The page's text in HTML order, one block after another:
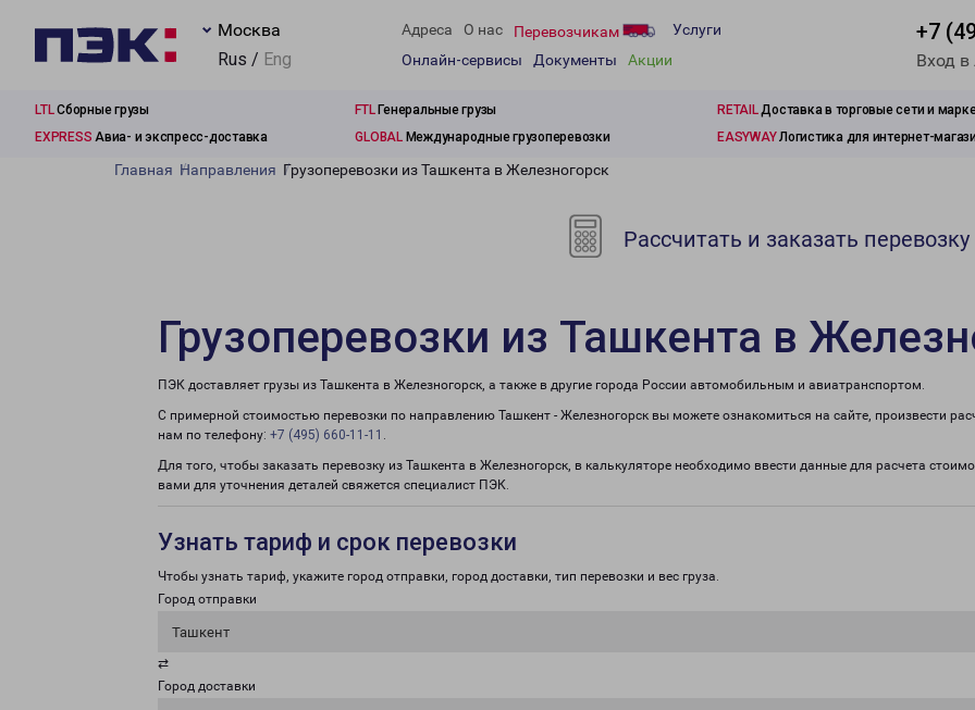
Москва
Rus / Eng
Адреса О нас Перевозчикам
Услуги
Онлайн-сервисы
Документы Акции
+7
Вход
LTLСборные грузы FTLГенеральные грузы RETAILДоставка в торговые сети и
EXPRESS Авиа- и экспресс-доставка GLOBALМеждународные грузоперевозки EASYWAYЛогистика для интернет-
Главная Направления Грузоперевозки из Ташкента в Железногорск
Рассчитать и заказать перевозку
Грузоперевозки из Ташкента в
ПЭК доставляет грузы из Ташкента в Железногорск, а также в другие города России автомобильным и авиатранспортом.
С примерной стоимостью перевозки по направлению Ташкент - Железногорск вы можете ознакомиться на сайте, произвести
нам по телефону: +7 (495) 660-11-11 .
Для того, чтобы заказать перевозку из Ташкента в Железногорск, в калькуляторе необходимо ввести данные для расчета
вами для уточнения деталей свяжется специалист ПЭК.
Узнать тариф и срок перевозки
Чтобы узнать тариф, укажите город отправки, город доставки, тип перевозки и вес груза.
Город отправки
Ташкент
⇄
Город доставки